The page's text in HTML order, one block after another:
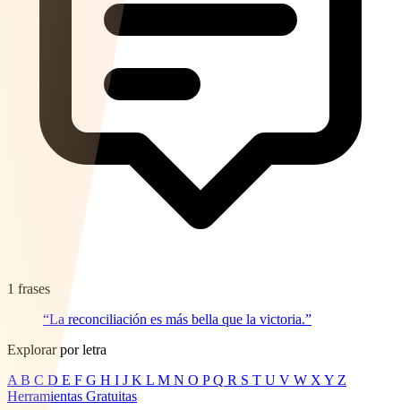
1 frases
“La reconciliación es más bella que la victoria.”
Explorar por letra
A B C D E F G H I J K L M N O P Q R S T U V W X Y Z
Herramientas Gratuitas